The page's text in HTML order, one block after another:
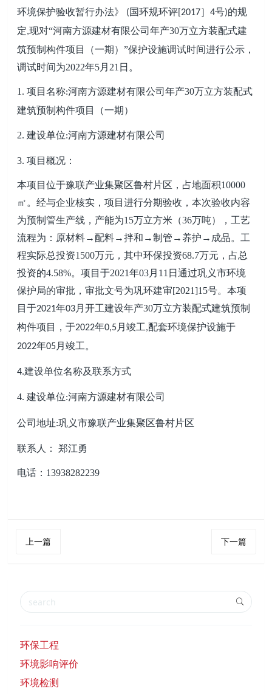
环境保护验收暂行办法》 (国环规环评 [2017］4号)的规
定,现对“河南方源建材有限公司年产30万立方装配式建
筑预制构件项目
（一期 ）”保护设施调试时间进行公示，
调试时间为2022年5月21日。
1.项目名称:河南方源建材有限公司年产30万立方装配式
建筑预制构件项目
（一期 ）
2.建设单位:河南方源建材有限公司
3.项目概况：
本项目位于豫联产业集聚区鲁村片区 ， 占地面积10000
㎡ 。经与企业核实，项目进行分期验收，本次验收内容
为预制管生产线，产能为15万立方米（36万吨）， 工艺
流程为： 原材料→配料→拌和 →制管 → 养护 → 成品。 工
程实际总投资1500万元，其中环保投资68.7万元，占总
投资的4.58%。项目于2021年03月 11 日通过巩义市环境
保护局的审批，审批文号为巩环建审[2021]15号。本项
目于2021年03月开工建设年产30万立方装配式建筑预制
构件项目，于2022年0,5月竣工,配套环境保护设施于
2022年05月竣工。
4.建设单位名称及联系方式
4.建设单位:河南方源建材有限公司
公司地址:巩义市豫联产业集聚区鲁村片区
联系人： 郑江勇
电话： 13938282239
上一篇 下一篇
环保工程
环境影响评价
环境检测